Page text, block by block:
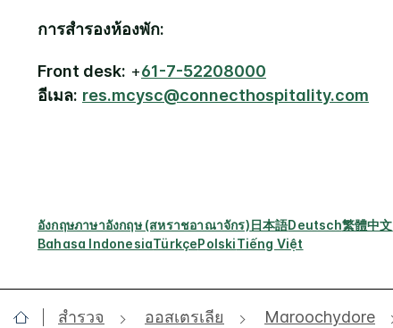
การสำรองห้องพัก:
Front desk: +61-7-52208000
อีเมล: res.mcysc@connecthospitality.com
อังกฤษภาษาอังกฤษ (สหราชอาณาจักร)日本語Deutsch繁體中文
Bahasa IndonesiaTürkçePolskiTiếng Việt
สำรวจ ออสเตรเลีย Maroochydore